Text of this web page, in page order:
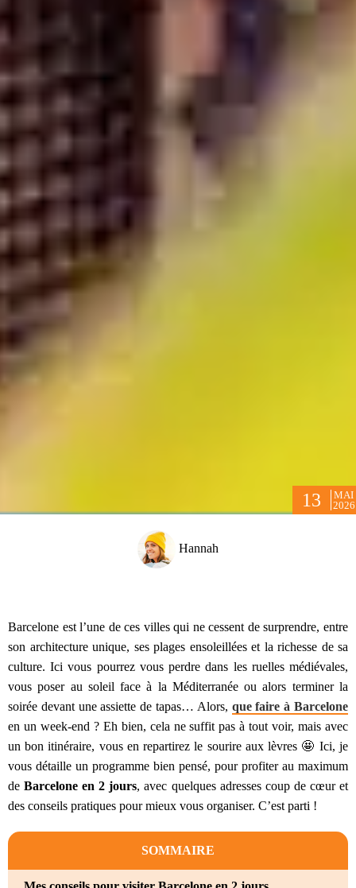
13
MAI
2026
Hannah
Barcelone est l’une de ces villes qui ne cessent de surprendre, entre
son architecture unique, ses plages ensoleillées et la richesse de sa
culture. Ici vous pourrez vous perdre dans les ruelles médiévales,
vous poser au soleil face à la Méditerranée ou alors terminer la
soirée devant une assiette de tapas… Alors, que faire à Barcelone
en un week-end ? Eh bien, cela ne suffit pas à tout voir, mais avec
un bon itinéraire, vous en repartirez le sourire aux lèvres 🤩 Ici, je
vous détaille un programme bien pensé, pour profiter au maximum
deBarcelone en 2 jours, avec quelques adresses coup de cœur et
des conseils pratiques pour mieux vous organiser. C’est parti !
SOMMAIRE